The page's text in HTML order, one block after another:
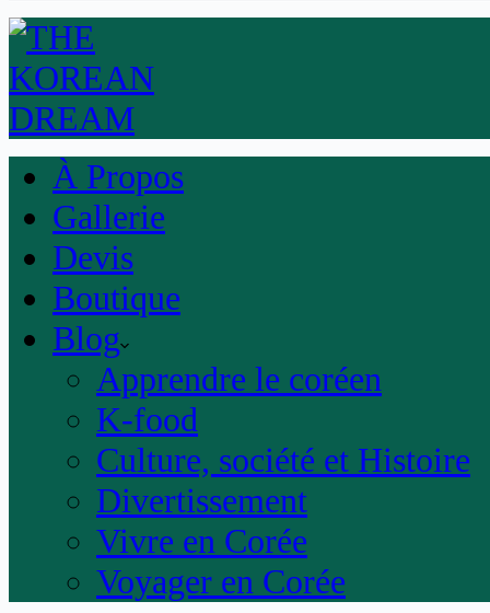
À Propos
Gallerie
Devis
Boutique
Blog
Apprendre le coréen
K-food
Culture, société et Histoire
Divertissement
Vivre en Corée
Voyager en Corée